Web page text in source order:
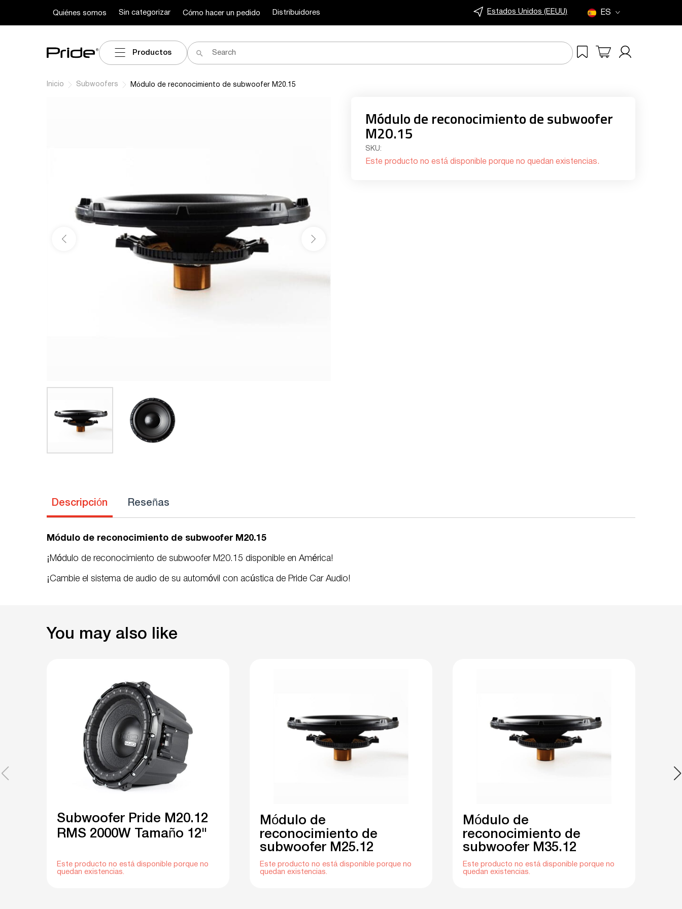
Quiénes somos Sin categorizar Cómo hacer un pedido Distribuidores Estados Unidos (EEUU) ES
Productos
Inicio Subwoofers Módulo de reconocimiento de subwoofer M20.15
Módulo de reconocimiento de subwoofer
M20.15
SKU:
Este producto no está disponible porque no quedan existencias.
Descripción Reseñas
Módulo de reconocimiento de subwoofer M20.15
¡Módulo de reconocimiento de subwoofer M20.15 disponible en América!
¡Cambie el sistema de audio de su automóvil con acústica de Pride Car Audio!
You may also like
Subwoofer Pride M20.12
RMS 2000W Tamaño 12"
Este producto no está disponible porque no
quedan existencias.
Módulo de
reconocimiento de
subwoofer M25.12
Este producto no está disponible porque no
quedan existencias.
Módulo de
reconocimiento de
subwoofer M35.12
Este producto no está disponible porque no
quedan existencias.